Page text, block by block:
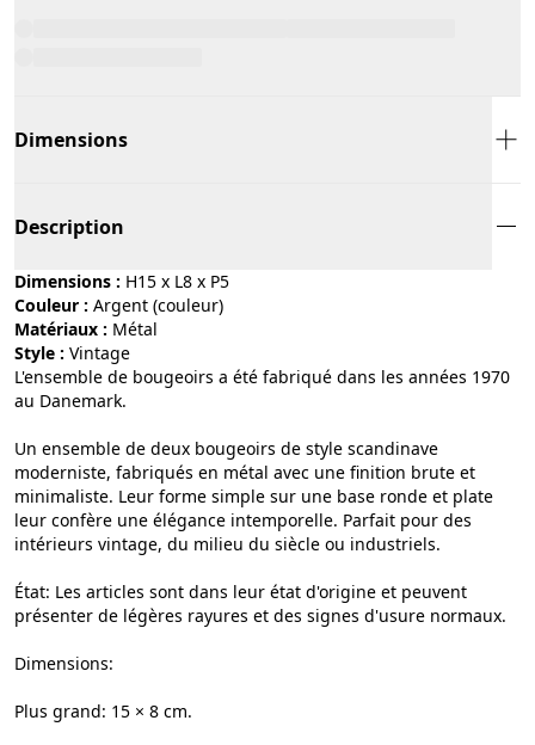
Dimensions
Description
Dimensions : H15 x L8 x P5
Couleur :
argent (couleur)
Matériaux :
métal
Style :
vintage
L'ensemble de bougeoirs a été fabriqué dans les années 1970
au Danemark.
Un ensemble de deux bougeoirs de style scandinave
moderniste, fabriqués en métal avec une finition brute et
minimaliste. Leur forme simple sur une base ronde et plate
leur confère une élégance intemporelle. Parfait pour des
intérieurs vintage, du milieu du siècle ou industriels.
État: Les articles sont dans leur état d'origine et peuvent
présenter de légères rayures et des signes d'usure normaux.
Dimensions:
Plus grand: 15 × 8 cm.